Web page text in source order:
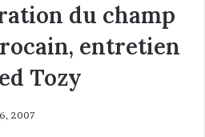
du champ
entretien
Tozy
2007